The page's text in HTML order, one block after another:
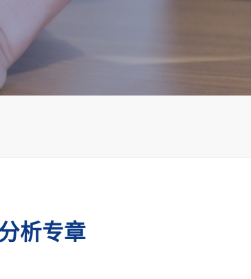
管制
态修复
者权益
云
专题专栏
党员风采
析专章